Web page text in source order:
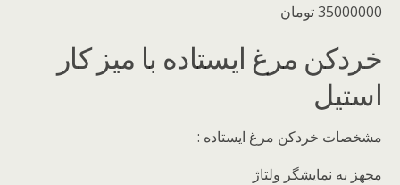
35000000تومان
خردکن مرغ ایستاده با میز کار
استیل
مشخصات خردکن مرغ ایستاده :
مجهز به نمایشگر ولتاژ